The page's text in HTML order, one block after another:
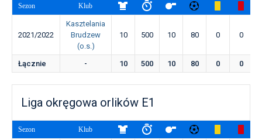
Sezon Klub
2021/2022
Kasztelania
Brudzew
(o.s.)
10 500 10 80 0 0
Łącznie - 10 500 10 80 0 0
Liga okręgowa orlików E1
Sezon Klub